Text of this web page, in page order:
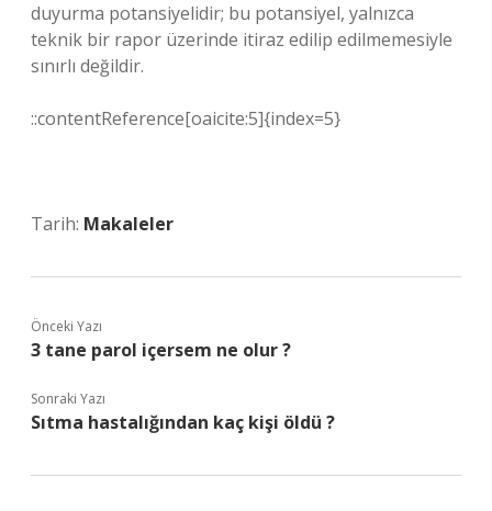
duyurma potansiyelidir; bu potansiyel, yalnızca
teknik bir rapor üzerinde itiraz edilip edilmemesiyle
sınırlı değildir.
::contentReference[oaicite:5]{index=5}
Tarih: Makaleler
Önceki Yazı
3 tane parol içersem ne olur ?
Sonraki Yazı
Sıtma hastalığından kaç kişi öldü ?